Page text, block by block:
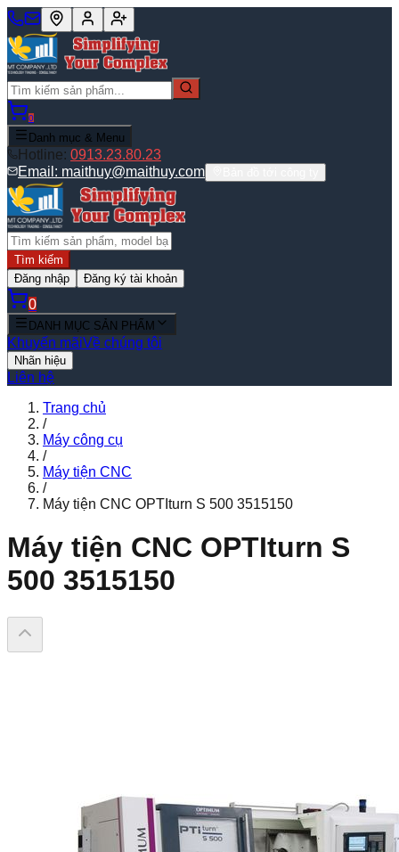
0
Danh mục & Menu
Hotline: 0913.23.80.23
Email: maithuy@maithuy.com
Tìm kiếm
Đăng nhập
Đăng ký tài khoản
0
DANH MỤC SẢN PHẨM
Khuyến mãiVề chúng tôi
Nhãn hiệu
Liên hệ
Trang chủ
/
Máy công cụ
/
Máy tiện CNC
/
Máy tiện CNC OPTIturn S 500 3515150
Máy tiện CNC OPTIturn S
500 3515150